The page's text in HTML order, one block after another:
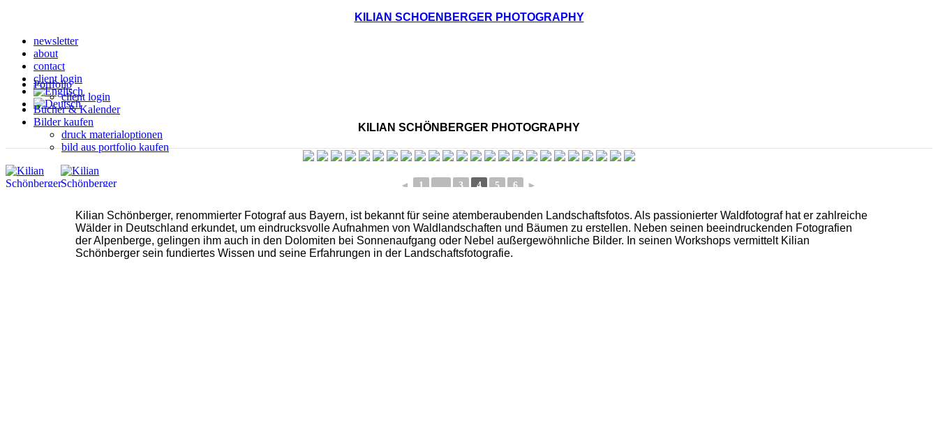
KILIAN SCHOENBERGER PHOTOGRAPHY
newsletter
about
contact
client login
KILIAN SCHÖNBERGER PHOTOGRAPHY
Portfolio
client login
Bücher & Kalender
Bilder kaufen
druck materialoptionen
bild aus portfolio kaufen
Workshops
gruppenworkshops & fototouren
wunschtermin workshops bayern
wunschtermin workshops deutschland
◄ 1 ... 3 4 5 6 ►
Kilian Schönberger, renommierter Fotograf aus Bayern, ist bekannt für seine atemberaubenden Landschaftsfotos. Als passionierter Waldfotograf hat er zahlreiche
Wälder in Deutschland erkundet, um eindrucksvolle Aufnahmen von Waldlandschaften und Bäumen zu erstellen. Neben seinen beeindruckenden Fotografien
der Alpenberge, gelingen ihm auch in den Dolomiten bei Sonnenaufgang oder Nebel außergewöhnliche Bilder. In seinen Workshops vermittelt Kilian
Schönberger sein fundiertes Wissen und seine Erfahrungen in der Landschaftsfotografie.
Clients Area
Bücher & Kalender
Bilder kaufen